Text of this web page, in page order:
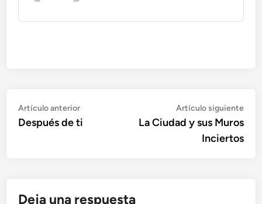
Navegación
de
Artículo anteriorArtículo
anterior:
Después de ti
Artículo siguiente
La Ciudad y sus Muros
Inciertos
Deja una respuesta